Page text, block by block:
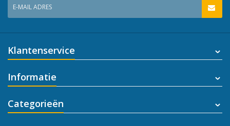
E-MAIL ADRES
Klantenservice
Informatie
Categorieën